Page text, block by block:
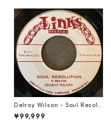
Delroy Wilson - Soul Resolu
tion【7-21935】
¥99,999